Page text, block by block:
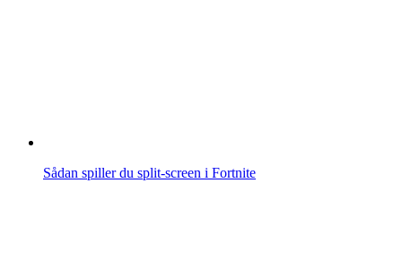
Sådan spiller du split-screen i Fortnite